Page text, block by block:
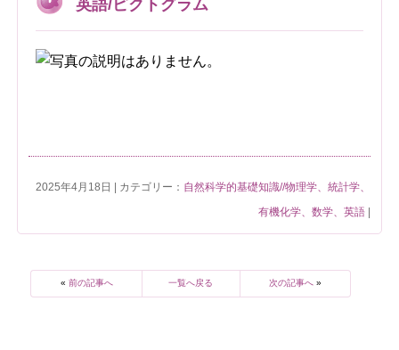
英語/ピクトグラム
2025年4月18日 | カテゴリー： 自然科学的基礎知識//物理学、統計学、
有機化学、数学、英語|
« 前の記事へ 一覧へ戻る 次の記事へ»